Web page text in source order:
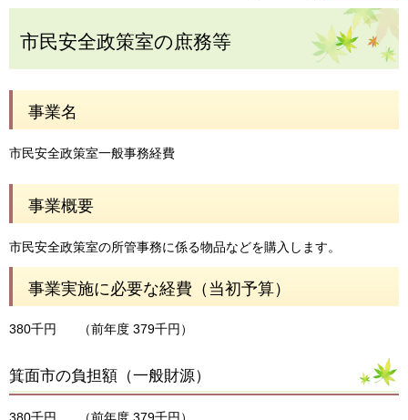
市民安全政策室の庶務等
事業名
市民安全政策室一般事務経費
事業概要
市民安全政策室の所管事務に係る物品などを購入します。
事業実施に必要な経費（当初予算）
380千円 （前年度 379千円）
箕面市の負担額（一般財源）